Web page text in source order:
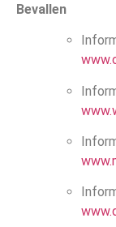
Bevallen